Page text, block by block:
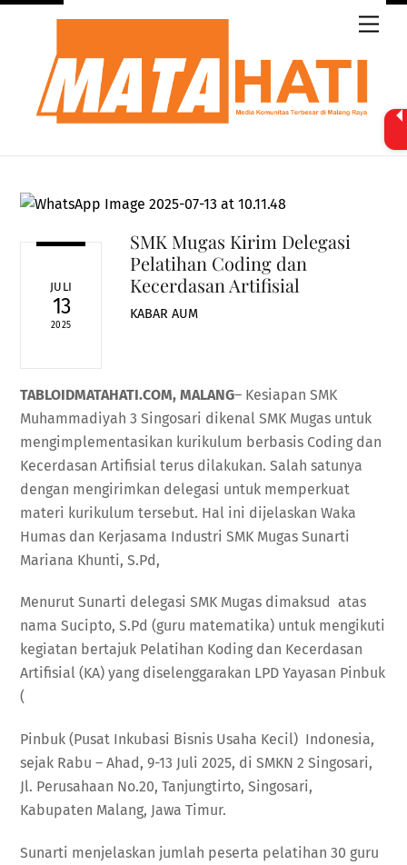
Skip
JULI
13
2025
SMK Mugas Kirim Delegasi
Pelatihan Coding dan
Kecerdasan Artifisial
KABAR AUM
TABLOIDMATAHATI.COM, MALANG– Kesiapan SMK
Muhammadiyah 3 Singosari dikenal SMK Mugas untuk
mengimplementasikan kurikulum berbasis Coding dan
Kecerdasan Artifisial terus dilakukan. Salah satunya
dengan mengirimkan delegasi untuk memperkuat
materi kurikulum tersebut. Hal ini dijelaskan Waka
Humas dan Kerjasama Industri SMK Mugas Sunarti
Mariana Khunti, S.Pd,
Menurut Sunarti delegasi SMK Mugas dimaksud atas
nama Sucipto, S.Pd (guru matematika) untuk mengikuti
kegiatan bertajuk Pelatihan Koding dan Kecerdasan
Artifisial (KA) yang diselenggarakan LPD Yayasan Pinbuk
(
Pinbuk (Pusat Inkubasi Bisnis Usaha Kecil) Indonesia,
sejak Rabu – Ahad, 9-13 Juli 2025, di SMKN 2 Singosari,
Jl. Perusahaan No.20, Tanjungtirto, Singosari,
Kabupaten Malang, Jawa Timur.
Sunarti menjelaskan jumlah peserta pelatihan 30 guru